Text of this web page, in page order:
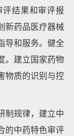
结果和审评报
新药品医疗器械
导和服务。健全
。建立国家药物
物质的识别与控
制规律，建立中
的中药特色审评